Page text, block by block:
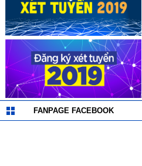
FANPAGE FACEBOOK